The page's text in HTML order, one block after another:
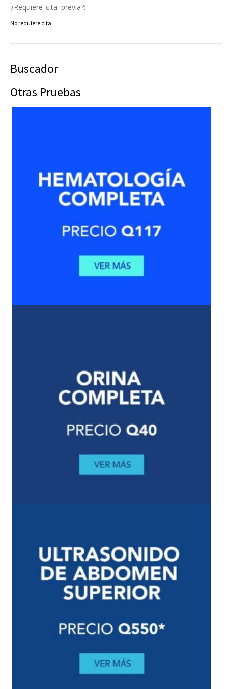
¿Requiere cita previa?:
No requiere cita
Buscador
Otras Pruebas